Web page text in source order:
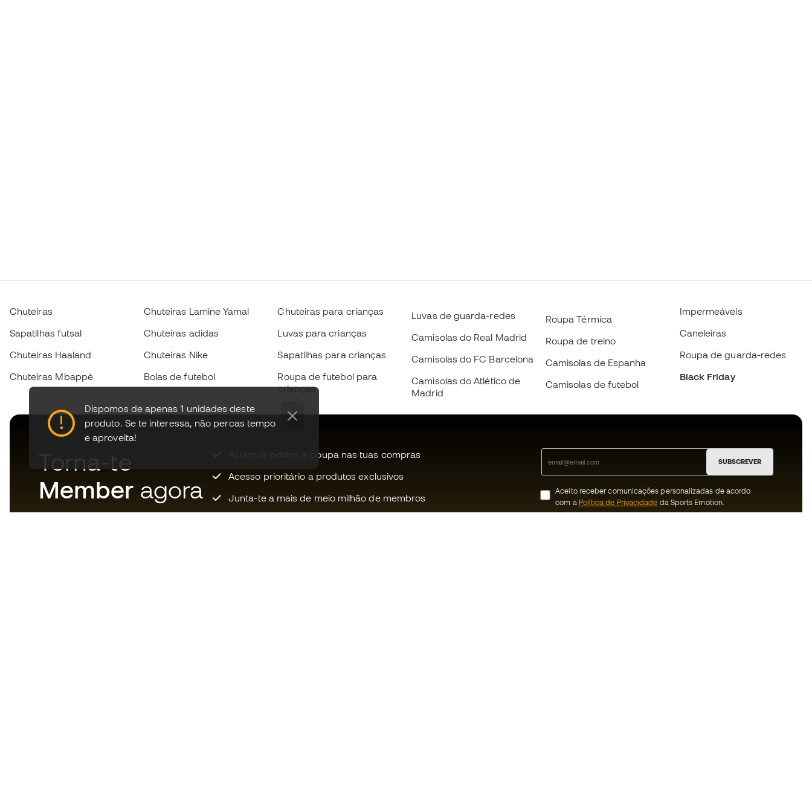
Dispomos de apenas 1 unidades deste
produto. Se te interessa, não percas tempo
e aproveita!
Chuteiras
Sapatilhas futsal
Chuteiras Haaland
Chuteiras Mbappé
Chuteiras Lamine Yamal
Chuteiras adidas
Chuteiras Nike
Bolas de futebol
Chuteiras para crianças
Luvas para crianças
Sapatilhas para crianças
Roupa de futebol para
crianças
Luvas de guarda-redes
Camisolas do Real Madrid
Camisolas do FC Barcelona
Camisolas do Atlético de
Madrid
Roupa Térmica
Roupa de treino
Camisolas de Espanha
Camisolas de futebol
Impermeáveis
Caneleiras
Roupa de guarda-redes
Black Friday
Torna-te
Member agora
Acumula pontos e poupa nas tuas compras
Acesso prioritário a produtos exclusivos
Junta-te a mais de meio milhão de membros
SUBSCREVER
Aceito receber comunicações personalizadas de acordo
com a Política de Privacidade da Sports Emotion.